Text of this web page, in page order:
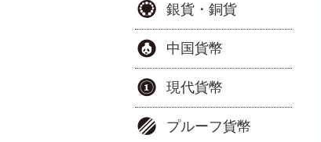
銀貨・銅貨
中国貨幣
現代貨幣
プルーフ貨幣